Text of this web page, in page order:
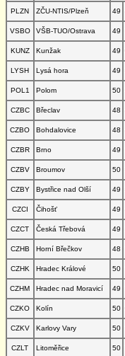
PLZN
ZČU-NTIS/Plzeň 49
VSBO
VŠB-TUO/Ostrava 49
KUNZ
Kunžak 49
LYSH
Lysá hora 49
POL1
Polom 50
CZBC
Břeclav 48
CZBO
Bohdalovice 48
CZBR
Brno 49
CZBV
Broumov 50
CZBY
Bystřice nad Olší 49
CZCI
Čihošť 49
CZCT
Česká Třebová 49
CZHB
Horní Břečkov 48
CZHK
Hradec Králové 50
CZHM
Hradec nad Moravicí 49
CZKO
Kolín 50
CZKV
Karlovy Vary 50
CZLT
Litoměřice 50